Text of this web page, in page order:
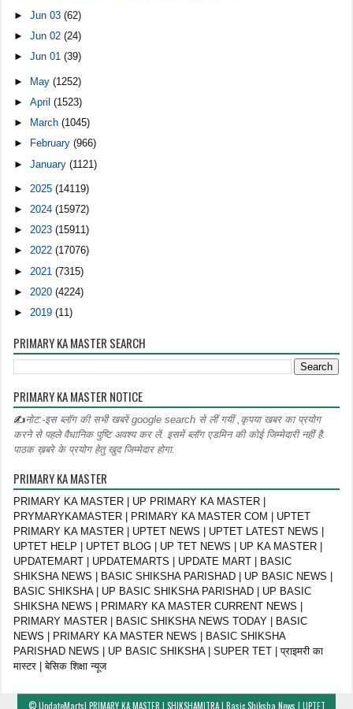
►Jun 03(62)
►Jun 02(24)
►Jun 01(39)
► May(1252)
►April(1523)
►
March(1045)
►
February(966)
►January(1121)
► 2025(14119)
►2024(15972)
►2023(15911)
►2022(17076)
► 2021(7315)
► 2020(4224)
►2019(11)
PRIMARY KA MASTER SEARCH
PRIMARY KA MASTER NOTICE
✍नोट:-इस ब्लॉग की सभी खबरें google search से लीं गयीं ,कृपया खबर का प्रयोग
करने से पहले वैधानिक पुष्टि अवश्य कर लें. इसमें ब्लॉग एडमिन की कोई जिम्मेदारी नहीं है.
पाठक ख़बरे के प्रयोग हेतु खुद जिम्मेदार होगा.
PRIMARY KA MASTER
PRIMARY KA MASTER | UP PRIMARY KA MASTER |
PRYMARYKAMASTER | PRIMARY KA MASTER COM | UPTET
PRIMARY KA MASTER | UPTET NEWS | UPTET LATEST NEWS |
UPTET HELP | UPTET BLOG | UP TET NEWS | UP KA MASTER |
UPDATEMART | UPDATEMARTS | UPDATE MART | BASIC
SHIKSHA NEWS | BASIC SHIKSHA PARISHAD | UP BASIC NEWS |
BASIC SHIKSHA | UP BASIC SHIKSHA PARISHAD | UP BASIC
SHIKSHA NEWS | PRIMARY KA MASTER CURRENT NEWS |
PRIMARY MASTER | BASIC SHIKSHA NEWS TODAY | BASIC
NEWS | PRIMARY KA MASTER NEWS | BASIC SHIKSHA
PARISHAD NEWS | UP BASIC SHIKSHA | SUPER TET | प्राइमरी का
मास्टर | बेसिक शिक्षा न्यूज
©UpdateMarts| PRIMARY KA MASTER | SHIKSHAMITRA | Basic Shiksha News | UPTET